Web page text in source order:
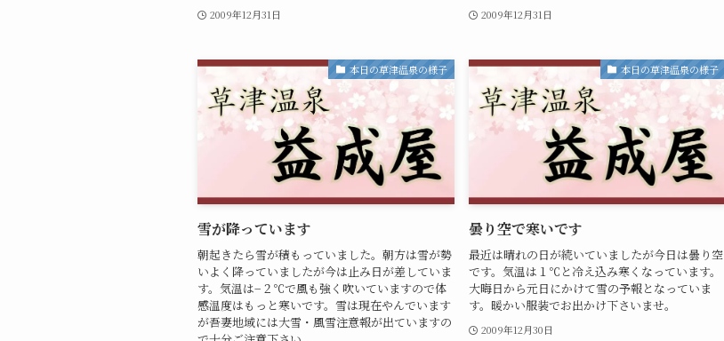
2009年12月31日 2009年12月31日
本日の草津温泉の様子
雪が降っています
朝起きたら雪が積もっていました。朝方は雪が勢
いよく降っていましたが今は止み日が差していま
す。気温は−２℃で風も強く吹いていますので体
感温度はもっと寒いです。雪は現在やんでいます
が吾妻地域には大雪・風雪注意報が出ていますの
本日の草津温泉の様子
曇り空で寒いです
最近は晴れの日が続いていましたが今日は曇り空
です。気温は１℃と冷え込み寒くなっています。
大晦日から元日にかけて雪の予報となっていま
す。暖かい服装でお出かけ下さいませ。
2009年12月30日